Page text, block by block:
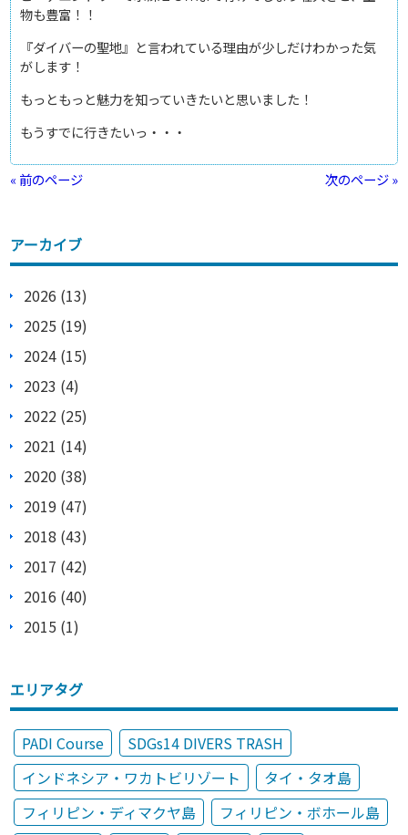
物も豊富！！
『ダイバーの聖地』と言われている理由が少しだけわかった気
がします！
もっともっと魅力を知っていきたいと思いました！
もうすでに行きたいっ・・・
« 前のページ 次のページ »
アーカイブ
2026 (13)
2025 (19)
2024 (15)
2023 (4)
2022 (25)
2021 (14)
2020 (38)
2019 (47)
2018 (43)
2017 (42)
2016 (40)
2015 (1)
エリアタグ
PADI Course
SDGs14 DIVERS TRASH
インドネシア・ワカトビリゾート
タイ・タオ島
フィリピン・ディマクヤ島
フィリピン・ボホール島